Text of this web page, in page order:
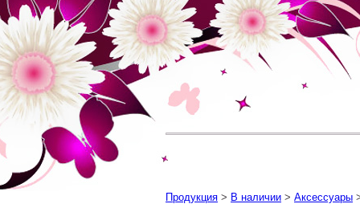
Продукция > В наличии > Аксессуары